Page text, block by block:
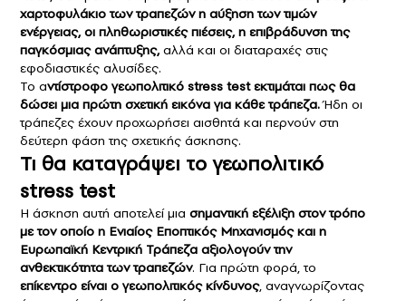
χαρτοφυλάκιο των τραπεζών η αύξηση των τιμών
ενέργειας, οι πληθωριστικές πιέσεις, η επιβράδυνση της
παγκόσμιας ανάπτυξης,αλλά και οι διαταραχές στις
εφοδιαστικές αλυσίδες.
Το αντίστροφο γεωπολιτικό stress test εκτιμάται πως θα
δώσει μια πρώτη σχετική εικόνα για κάθε τράπεζα.Ήδη οι
τράπεζες έχουν προχωρήσει αισθητά και περνούν στη
δεύτερη φάση της σχετικής άσκησης.
Τι θα καταγράψει το γεωπολιτικό
stress test
Η άσκηση αυτή αποτελεί μια σημαντική εξέλιξη στον τρόπο
με τον οποίο η Ενιαίος Εποπτικός Μηχανισμός και η
Ευρωπαϊκή Κεντρική Τράπεζα αξιολογούν την
ανθεκτικότητα των τραπεζών. Για πρώτη φορά, το
επίκεντρο είναι ο γεωπολιτικός κίνδυνος, αναγνωρίζοντας